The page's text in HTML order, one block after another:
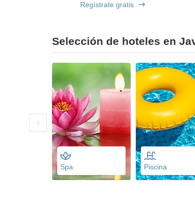
Regístrate gratis
Selección de hoteles en
Spa Piscina